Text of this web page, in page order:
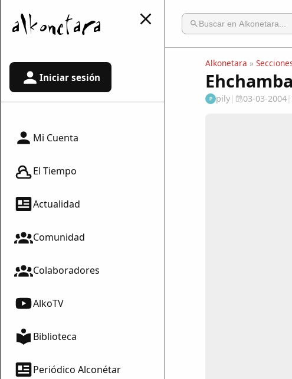
Iniciar sesión
Mi Cuenta
El Tiempo
Actualidad
Comunidad
Colaboradores
AlkoTV
Biblioteca
Periódico Alconétar
Alkonetara »
P pily| 03-03-2004|